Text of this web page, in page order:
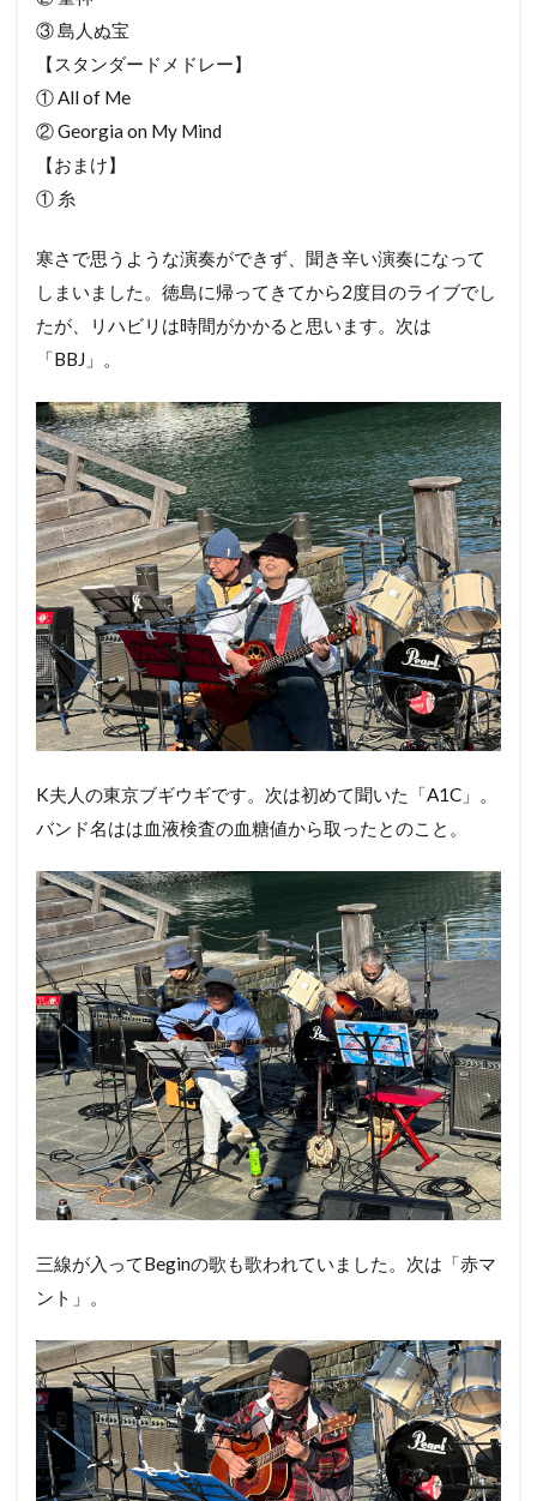
③ 島人ぬ宝
【スタンダードメドレー】
① All of Me
② Georgia on My Mind
【おまけ】
① 糸
寒さで思うような演奏ができず、聞き辛い演奏になって
しまいました。徳島に帰ってきてから2度目のライブでし
たが、リハビリは時間がかかると思います。次は
「BBJ」。
K夫人の東京ブギウギです。次は初めて聞いた「A1C」。
バンド名はは血液検査の血糖値から取ったとのこと。
三線が入ってBeginの歌も歌われていました。次は「赤マ
ント」。